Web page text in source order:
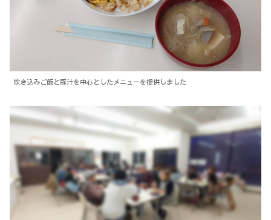
炊き込みご飯と豚汁を中心としたメニューを提供しました